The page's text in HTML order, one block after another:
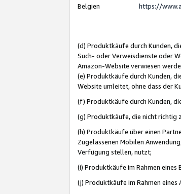
Belgien
https://
(d) Produktkäufe durch Kunden,
Such- oder Verweisdienste oder
Amazon-Website verwiesen
(e) Produktkäufe durch Kunden,
Website umleitet, ohne dass der
(f) Produktkäufe durch Kunden,
(g) Produktkäufe, die nicht richtig
(h) Produktkäufe über einen
Zugelassenen Mobilen
Verfügung stellen, nutzt;
(i) Produktkäufe im Rahmen
(j) Produktkäufe im Rahmen